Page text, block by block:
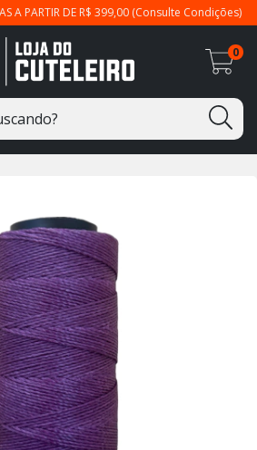
A PARTIR DE R$ 399,00 (Consulte Condições)
0